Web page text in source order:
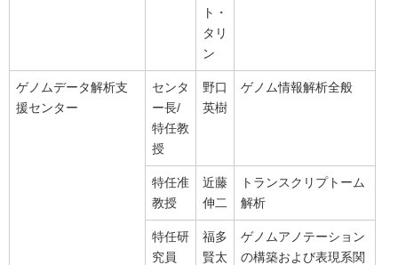
ト・
タリ
ン
ゲノムデータ解析支
援センター
センタ
ー長/
特任教
授
野口
英樹
ゲノム情報解析全般
特任准
教授
近藤
伸二
トランスクリプトーム
解析
特任研
究員
福多
賢太
ゲノムアノテーション
の構築および表現系関